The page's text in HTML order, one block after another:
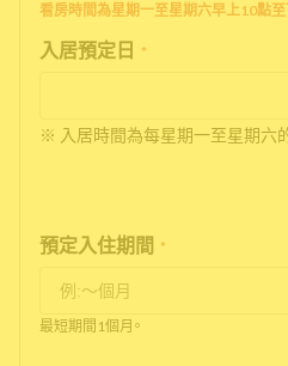
看房時間為星期一至星期六早上10點至
入居預定日 *
※ 入居時間為每星期一至星期六
預定入住期間 *
最短期間1個月。